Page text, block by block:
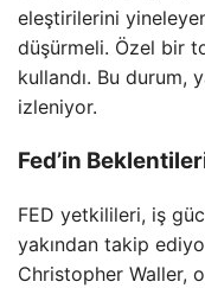
eleştirilerini
düşürmeli. Özel bir
kullandı. Bu durum,
izleniyor.
Fed’in
FED yetkilileri, iş
yakından takip
Christopher Waller,